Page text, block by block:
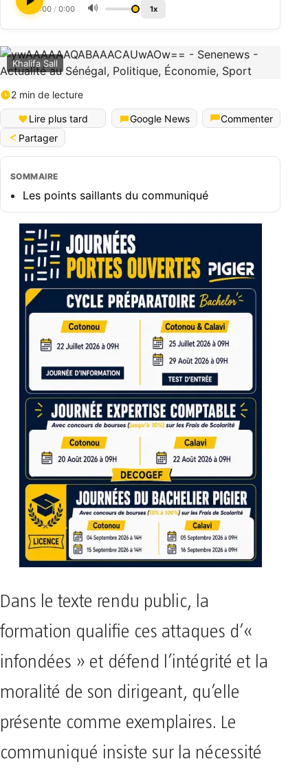
0:00 / 0:00 🔊 1x
Khalifa Sall
2 min de lecture
Lire plus tard Google News
Commenter
Partager
SOMMAIRE
Les points saillants du communiqué
Dans le texte rendu public, la
formation qualifie ces attaques d’«
infondées » et défend l’intégrité et la
moralité de son dirigeant, qu’elle
présente comme exemplaires. Le
communiqué insiste sur la nécessité